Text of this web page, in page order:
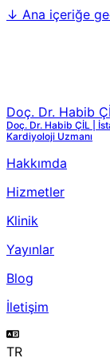
↓ Ana içeriğe
Doç. Dr. Habib
Doç. Dr. Habib ÇİL |
Kardiyoloji Uzmanı
Hakkımda
Hizmetler
Klinik
Yayınlar
Blog
İletişim
TR